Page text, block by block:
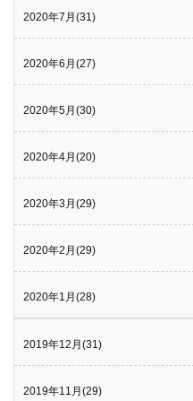
2020年7月(31)
2020年6月(27)
2020年5月(30)
2020年4月(20)
2020年3月(29)
2020年2月(29)
2020年1月(28)
2019年12月(31)
2019年11月(29)